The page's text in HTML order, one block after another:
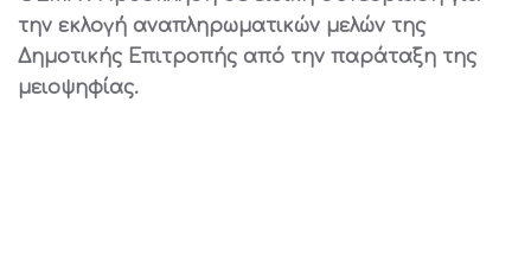
την εκλογή αναπληρωματικών μελών της
Δημοτικής Επιτροπής από την παράταξη της
μειοψηφίας.